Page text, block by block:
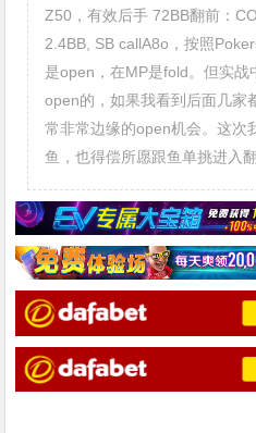
Z50，有效后手 72BB翻前：
2.4BB, SB callA8o，按照
是open，在MP是fold。但实
open的，如果我看到后面几家
常非常边缘的open机会。这次
鱼，也得偿所愿跟鱼单挑进入翻